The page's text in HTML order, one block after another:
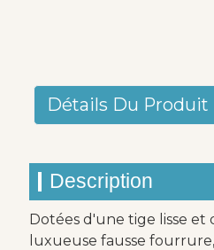
Détails Du Produit
Description
Dotées d'une tige lisse et
luxueuse fausse